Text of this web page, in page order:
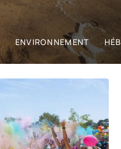
ENVIRONNEMENT